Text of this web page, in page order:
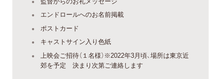
エンドロールへのお名前掲載
ポストカード
キャストサイン入り色紙
上映会ご招待（１名様）※2022年3月頃、場所は東京近
郊を予定 決まり次第ご連絡します